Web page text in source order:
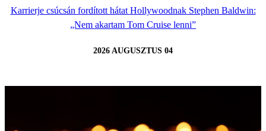
Karrierje csúcsán fordított hátat Hollywoodnak Stephen Baldwin:
„Nem akartam Tom Cruise lenni”
2026 AUGUSZTUS 04